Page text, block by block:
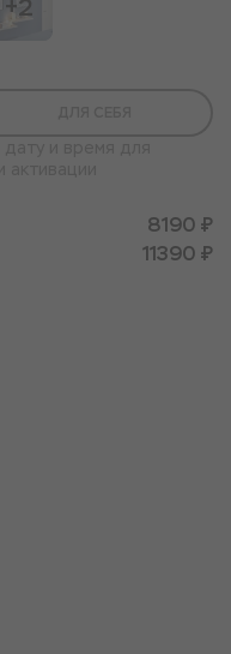
+2
8190 ₽
11390 ₽